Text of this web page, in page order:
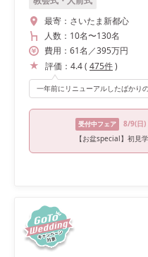
最寄： さいたま新都心
人数： 10名〜130名
費用： 61名 ／395万円
評価： 4.4( 475件)
受付中フェア 8/9(日)